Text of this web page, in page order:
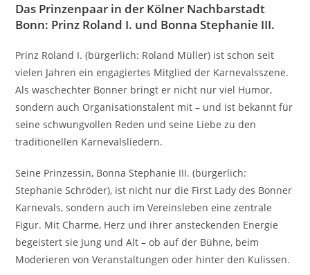
Das Prinzenpaar in der Kölner Nachbarstadt
Bonn: Prinz Roland I. und Bonna Stephanie III.
Prinz Roland I. (bürgerlich: Roland Müller) ist schon seit
vielen Jahren ein engagiertes Mitglied der Karnevalsszene.
Als waschechter Bonner bringt er nicht nur viel Humor,
sondern auch Organisationstalent mit – und ist bekannt für
seine schwungvollen Reden und seine Liebe zu den
traditionellen Karnevalsliedern.
Seine Prinzessin, Bonna Stephanie III. (bürgerlich:
Stephanie Schröder), ist nicht nur die First Lady des Bonner
Karnevals, sondern auch im Vereinsleben eine zentrale
Figur. Mit Charme, Herz und ihrer ansteckenden Energie
begeistert sie Jung und Alt – ob auf der Bühne, beim
Moderieren von Veranstaltungen oder hinter den Kulissen.